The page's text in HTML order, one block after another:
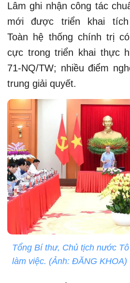
Lâm ghi nhận công tác
mới được triển khai
Toàn hệ thống chính trị
cực trong triển khai thực
71-NQ/TW; nhiều điểm
trung giải quyết.
Tổng Bí thư, Chủ tịch nước
làm việc. (Ảnh: ĐĂNG KHOA)